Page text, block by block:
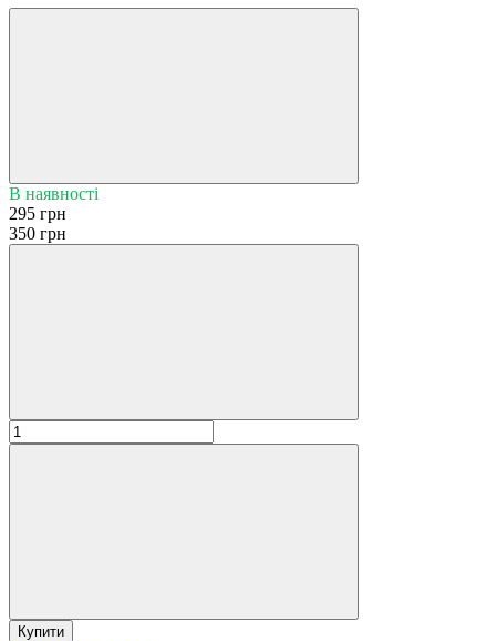
В наявності
295 грн
350 грн
Купити